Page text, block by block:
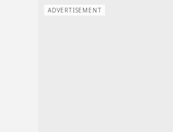
ADVERTISEMENT